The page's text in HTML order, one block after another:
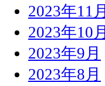
2023年11月
2023年10月
2023年9月
2023年8月